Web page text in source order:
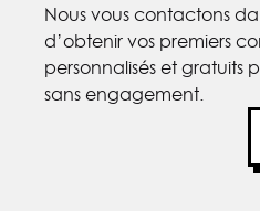
Nous vous contactons
d’obtenir vos premiers
personnalisés et gratuits
sans engagement.